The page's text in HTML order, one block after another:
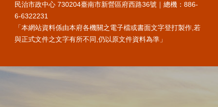
民治市政中心 730204臺南市新營區府西路36號｜總機：886-
6-6322231
「本網站資料係由本府各機關之電子檔或書面文字登打製作,若
與正式文件之文字有所不同,仍以原文件資料為準」